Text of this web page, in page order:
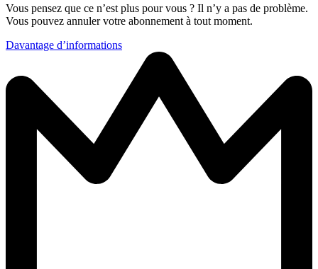
Vous pensez que ce n’est plus pour vous ? Il n’y a pas de problème.
Vous pouvez annuler votre abonnement à tout moment.
Davantage d’informations